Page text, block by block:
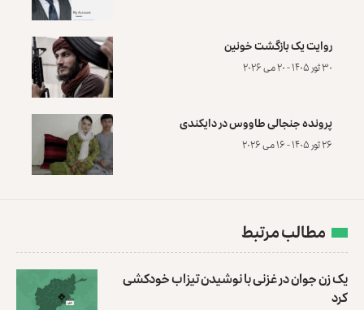
روایت یک بازگشت خونین
۳۰ ثور ۱۴۰۵ - ۲۰ می ۲۰۲۶
پرونده‌ جنجالی طاووس در دایکندی
۲۶ ثور ۱۴۰۵ - ۱۶ می ۲۰۲۶
مطالب مرتبط
یک زن جوان در غزنی با نوشیدن تیزاب خودکشی
کرد